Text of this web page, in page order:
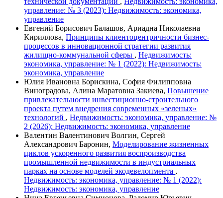
управление: № 3 (2023): Недвижимость: экономика,
управление
Евгений Борисович Балашов, Ариадна Николаевна
Кириллова, Принципы клиентоцентричности бизнес-
процессов в инновационной стратегии развития
жилищно-коммунальной сферы , Недвижимость:
экономика, управление: № 1 (2022): Недвижимость:
экономика, управление
Юлия Ивановна Борискина, София Филипповна
Виноградова, Алина Маратовна Закиева, Повышение
привлекательности инвестиционно-строительного
проекта путем внедрения современных «зеленых»
технологий , Недвижимость: экономика, управление: №
2 (2026): Недвижимость: экономика, управление
Валентин Валентинович Волгин, Сергей
Александрович Баронин, Моделирование жизненных
циклов ускоренного развития воспроизводства
промышленной недвижимости в индустриальных
парках на основе моделей экодевелопмента ,
Недвижимость: экономика, управление: № 1 (2022):
Недвижимость: экономика, управление